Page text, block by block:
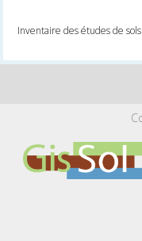
Inventaire des études de